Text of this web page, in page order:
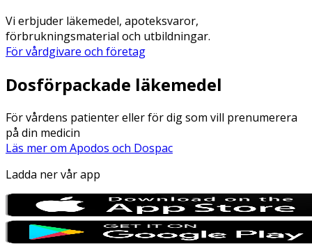
Vi erbjuder läkemedel, apoteksvaror,
förbrukningsmaterial och utbildningar.
För vårdgivare och företag
Dosförpackade läkemedel
För vårdens patienter eller för dig som vill prenumerera
på din medicin
Läs mer om Apodos och Dospac
Ladda ner vår app